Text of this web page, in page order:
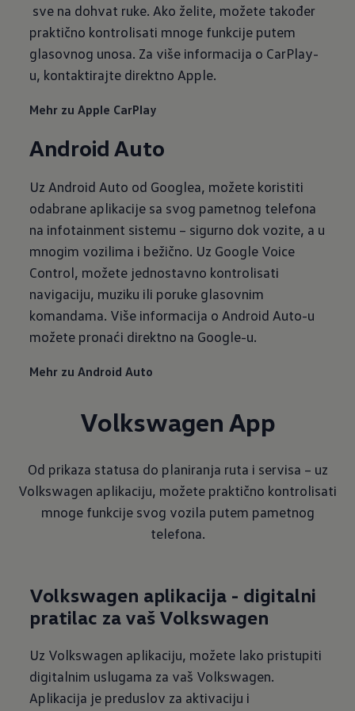
sve na dohvat ruke. Ako želite, možete također
praktično kontrolisati mnoge funkcije putem
glasovnog unosa. Za više informacija o CarPlay-
u, kontaktirajte direktno Apple.
Mehr zu Apple CarPlay
Android Auto
Uz Android Auto od Googlea, možete koristiti
odabrane aplikacije sa svog pametnog telefona
na infotainment sistemu – sigurno dok vozite, a u
mnogim vozilima i bežično. Uz Google Voice
Control, možete jednostavno kontrolisati
navigaciju, muziku ili poruke glasovnim
komandama. Više informacija o Android Auto-u
možete pronaći direktno na Google-u.
Mehr zu Android Auto
Volkswagen App
Od prikaza statusa do planiranja ruta i servisa – uz
Volkswagen aplikaciju, možete praktično kontrolisati
mnoge funkcije svog vozila putem pametnog
telefona.
Volkswagen aplikacija - digitalni
pratilac za vaš Volkswagen
Uz Volkswagen aplikaciju, možete lako pristupiti
digitalnim uslugama za vaš Volkswagen.
Aplikacija je preduslov za aktivaciju i